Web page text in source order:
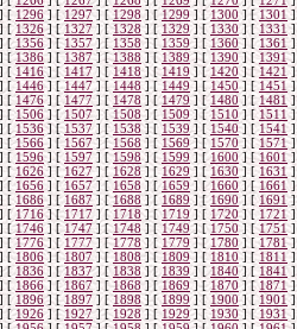
[ 1296] [1297] [ 1298] [1299 ] [ 1300 ] [ 1301 ]
[1326] [1327 ] [1328] [ 1329] [1330] [ 1331 ]
[1356] [1357 ] [ 1358] [ 1359] [1360] [1361 ]
[1386] [ 1387] [1388 ] [ 1389] [ 1390] [1391]
[1416] [ 1417 ] [1418] [ 1419] [1420 ] [1421 ]
[1446] [1447 ] [ 1448 ] [ 1449] [ 1450] [ 1451 ]
[1476 ] [1477] [ 1478 ] [1479 ] [1480 ] [ 1481 ]
[1506] [1507 ] [1508] [ 1509 ] [ 1510] [ 1511 ]
[ 1536] [1537 ] [1538] [ 1539] [1540] [1541]
[1566] [ 1567] [1568 ] [ 1569] [1570 ] [1571]
[ 1596] [1597 ] [1598] [ 1599 ] [1600] [1601]
[ 1626] [1627] [ 1628] [ 1629] [ 1630] [ 1631 ]
[1656 ] [ 1657] [ 1658 ] [1659 ] [1660 ] [ 1661 ]
[1686] [1687] [1688] [ 1689 ] [1690] [ 1691 ]
] [ 1716] [1717 ] [1718] [ 1719] [ 1720] [ 1721]
[1746 ] [1747 ] [ 1748] [ 1749] [1750] [1751]
] [1776] [1777] [1778 ] [ 1779 ] [ 1780] [1781]
[1806] [1807 ] [ 1808] [ 1809] [ 1810] [ 1811 ]
[1836] [1837] [ 1838 ] [ 1839 ] [1840] [ 1841 ]
[ 1866] [1867] [1868] [1869 ] [1870 ] [1871 ]
[ 1896] [1897 ] [1898] [1899] [1900 ] [ 1901 ]
[1926 ] [1927 ] [ 1928 ] [ 1929] [1930] [1931]